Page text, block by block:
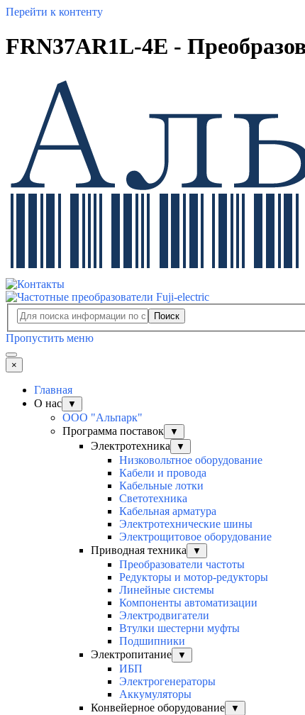
Перейти к контенту
FRN37AR1L-4E -
Поиск
Пропустить меню
×
Главная
О нас
▼
ООО "Альпарк"
Программа поставок
▼
Электротехника ▼
Низковольтное оборудование
Кабели и провода
Кабельные лотки
Светотехника
Кабельная арматура
Электротехнические шины
Электрощитовое оборудование
Приводная техника
▼
Преобразователи частоты
Редукторы и мотор-редукторы
Линейные системы
Компоненты автоматизации
Электродвигатели
Втулки шестерни муфты
Подшипники
Электропитание
▼
ИБП
Электрогенераторы
Аккумуляторы
Конвейерное оборудование
▼